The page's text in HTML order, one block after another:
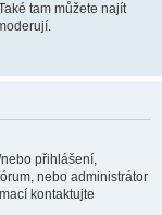
tam můžete najít
přihlášení,
nebo administrátor
kontaktujte